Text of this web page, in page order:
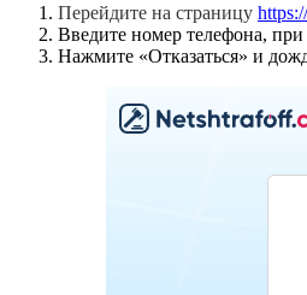
Перейдите на страницу
Введите номер телефона,
Нажмите «Отказаться» и